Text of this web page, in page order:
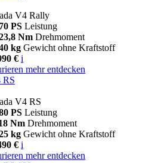
V4 Rally
PS Leistung
Nm Drehmoment
kg Gewicht ohne Kraftstoff
€ i
mehr entdecken
RS
V4 RS
PS Leistung
Nm Drehmoment
kg Gewicht ohne Kraftstoff
€ i
mehr entdecken